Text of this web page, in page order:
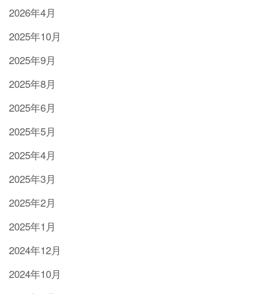
2026年4月
2025年10月
2025年9月
2025年8月
2025年6月
2025年5月
2025年4月
2025年3月
2025年2月
2025年1月
2024年12月
2024年10月